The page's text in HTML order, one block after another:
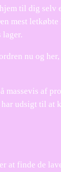
til dig selv
mest
nu og
af
udsigt til
at finde de